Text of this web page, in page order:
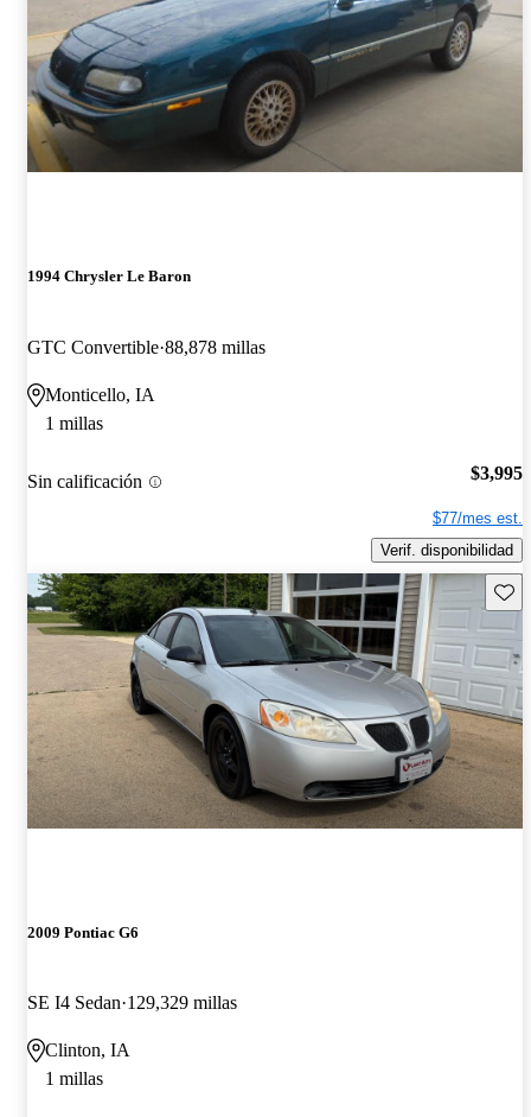
1994 Chrysler Le Baron
GTC Convertible 88,878 millas
Monticello, IA
1 millas
Sin calificación $3,995
$77/mes est.
Verif. disponibilidad
2009 Pontiac G6
SE I4 Sedan 129,329 millas
Clinton, IA
1 millas